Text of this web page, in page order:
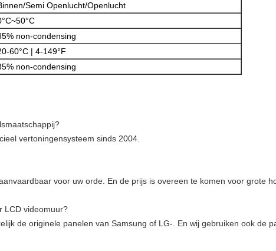
Laat een bericht achter
We bellen je snel terug!
VERZENDEN
Semi Openlucht/Openlucht
non-condensing
60°C | 4-149°F
non-condensing
vertoningensysteem sinds 2004.
voor uw orde. En de prijs is overeen te komen voor grote
LCD videomuur?
de originele panelen van Samsung of LG-. En wij gebruiken ook de